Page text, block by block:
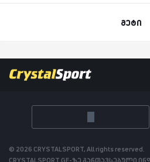
მეტი
© 2026 CRYSTALSPORT, All rights reserved.
CRYSTALSPORT.GE-ზე განთავსებული